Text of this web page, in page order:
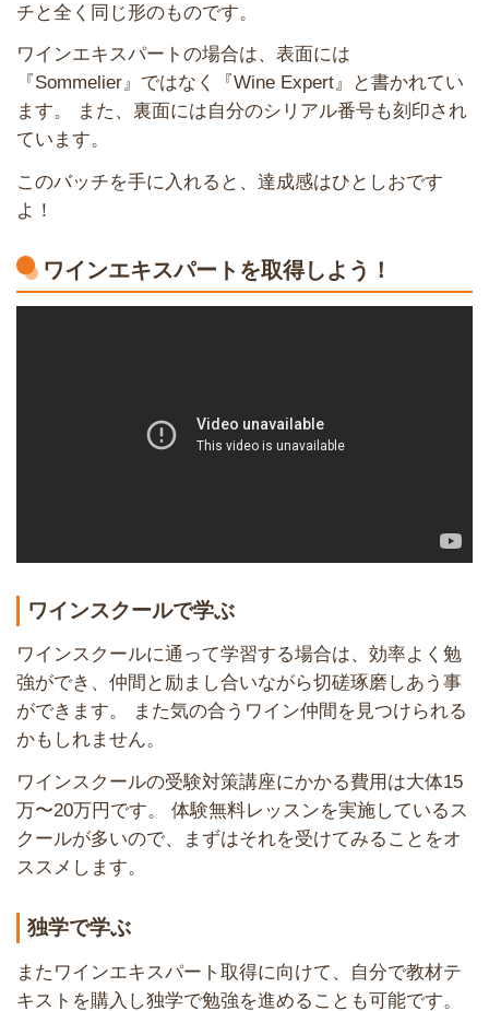
チと全く同じ形のものです。
ワインエキスパートの場合は、表面には
『Sommelier』ではなく『Wine Expert』と書かれてい
ます。 また、裏面には自分のシリアル番号も刻印され
ています。
このバッチを手に入れると、達成感はひとしおです
よ！
ワインエキスパートを取得しよう！
ワインスクールで学ぶ
ワインスクールに通って学習する場合は、効率よく勉
強ができ、仲間と励まし合いながら切磋琢磨しあう事
ができます。 また気の合うワイン仲間を見つけられる
かもしれません。
ワインスクールの受験対策講座にかかる費用は大体15
万〜20万円です。 体験無料レッスンを実施しているス
クールが多いので、まずはそれを受けてみることをオ
ススメします。
独学で学ぶ
またワインエキスパート取得に向けて、自分で教材テ
キストを購入し独学で勉強を進めることも可能です。